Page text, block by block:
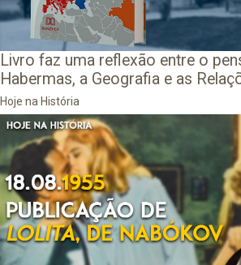
Livro faz uma reflexão entre o
Habermas, a Geografia e as
Hoje na História